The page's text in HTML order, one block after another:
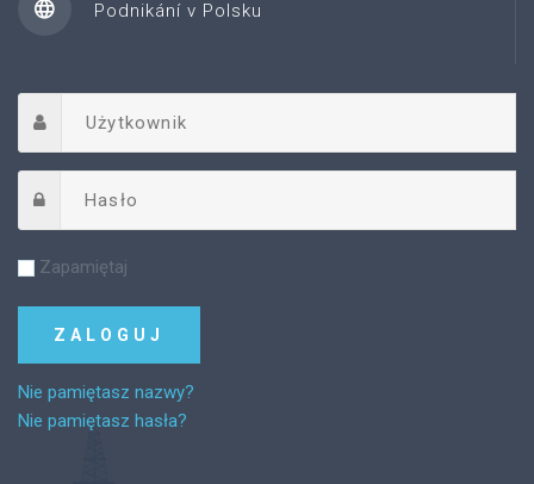
Podnikání v Polsku
Zapamiętaj
Nie pamiętasz nazwy?
Nie pamiętasz hasła?